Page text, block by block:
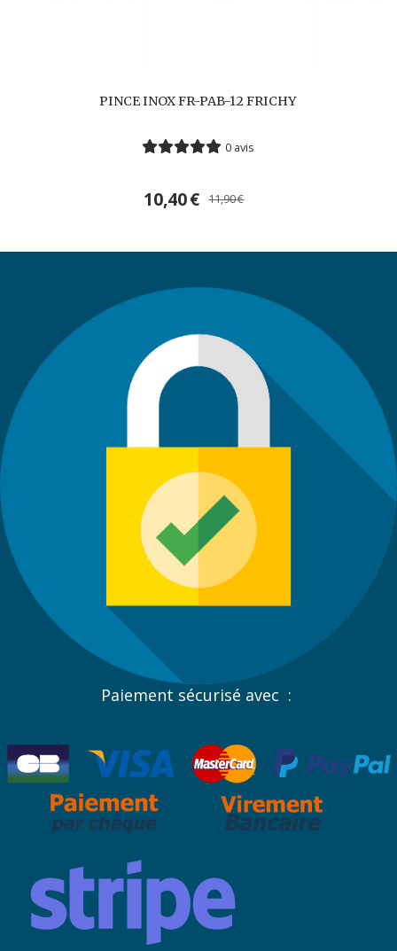
PINCE INOX FR-PAB-12 FRICHY
0 avis
10,40€ 11,90€
Paiement sécurisé avec :